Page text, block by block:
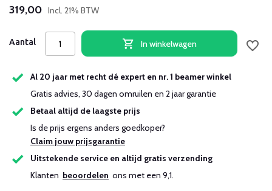
319,00 Incl. 21% BTW
Aantal In winkelwagen
Al 20 jaar met recht dé expert en nr. 1 beamer winkel
Gratis advies, 30 dagen omruilen en 2 jaar garantie
Betaal altijd de laagste prijs
Is de prijs ergens anders goedkoper?
Claim jouw prijsgarantie
Uitstekende service en altijd gratis verzending
Klanten beoordelen ons met een 9,1.